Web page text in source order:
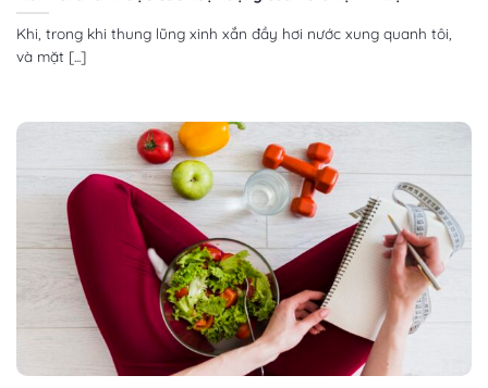
Khi, trong khi thung lũng xinh xắn đầy hơi nước xung quanh tôi,
và mặt [...]